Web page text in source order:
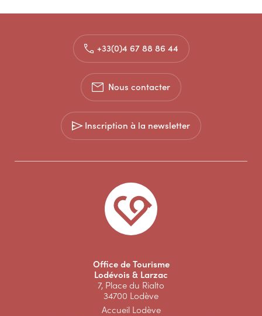
+33(0)4 67 88 86 44
Nous contacter
Inscription à la newsletter
Office de Tourisme
Lodévois & Larzac
7, Place du Rialto
34700 Lodève
Accueil Lodève